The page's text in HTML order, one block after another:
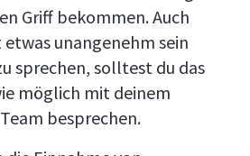
Griff bekommen. Auch
unangenehm sein
sprechen, solltest du das
möglich mit deinem
besprechen.